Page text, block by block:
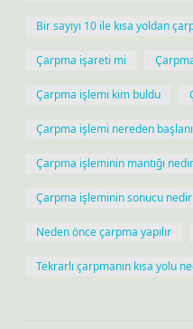
Bir sayıyı 10 ile kısa yoldan
Çarpma işareti mi
Çarpma işlemi kim buldu
Çarpma işlemi nereden
Çarpma işleminin mantığı nedir
Çarpma işleminin sonucu nedir
Neden önce çarpma yapılır
Tekrarlı çarpmanın kısa yolu